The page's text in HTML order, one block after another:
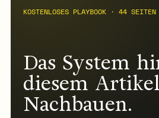
KOSTENLOSES PLAYBOOK · 44 SEITEN
Das System
diesem
Nachbauen.